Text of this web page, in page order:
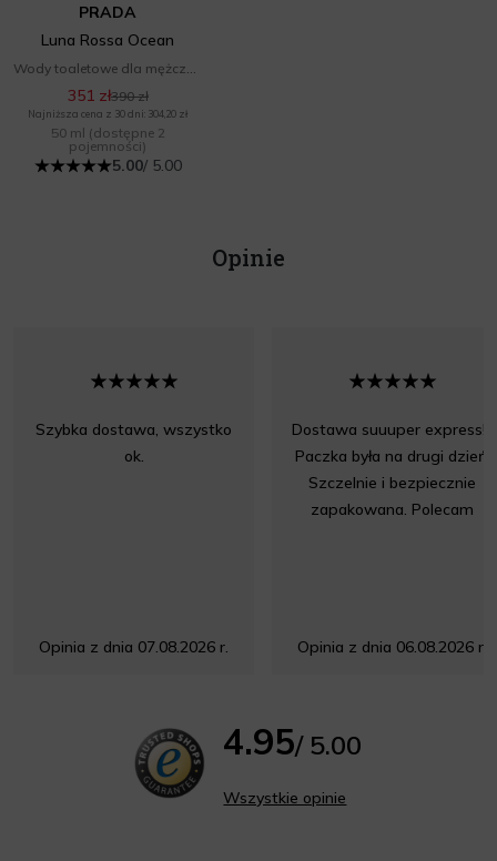
PRADA
Luna Rossa Ocean
351 zł390 zł
Najniższa cena z 30 dni: 304,20 zł
50 ml (dostępne 2
pojemności)
5.00/ 5.00
Opinie
Szybka dostawa, wszystko
ok.
Opinia z dnia 07.08.2026 r.
Dostawa suuuper express!!!
Paczka była na drugi dzień.
Szczelnie i bezpiecznie
zapakowana. Polecam
Opinia z dnia 06.08.2026 r.
4.95/ 5.00
Wszystkie opinie